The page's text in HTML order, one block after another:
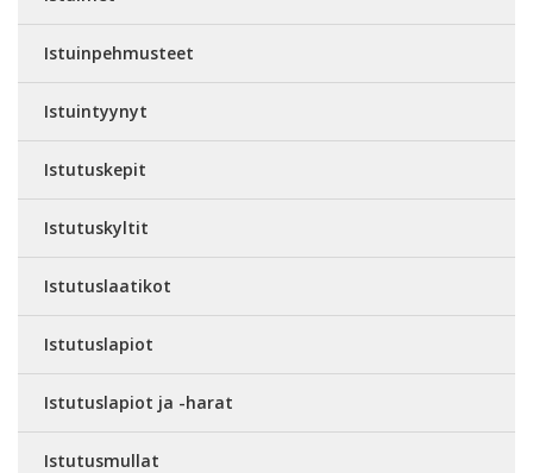
Istuinpehmusteet
Istuintyynyt
Istutuskepit
Istutuskyltit
Istutuslaatikot
Istutuslapiot
Istutuslapiot ja -harat
Istutusmullat